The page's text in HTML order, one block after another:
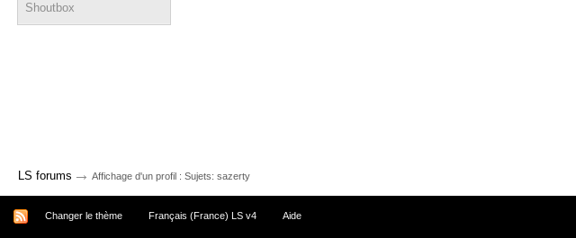
Shoutbox
LS forums → Affichage d'un profil : Sujets: sazerty
Changer le thème Français (France) LS v4 Aide